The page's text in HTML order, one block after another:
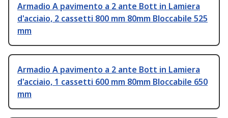
Armadio A pavimento a 2 ante Bott in Lamiera
d'acciaio, 2 cassetti 800 mm 80mm Bloccabile 525
mm
Armadio A pavimento a 2 ante Bott in Lamiera
d'acciaio, 1 cassetti 600 mm 80mm Bloccabile 650
mm